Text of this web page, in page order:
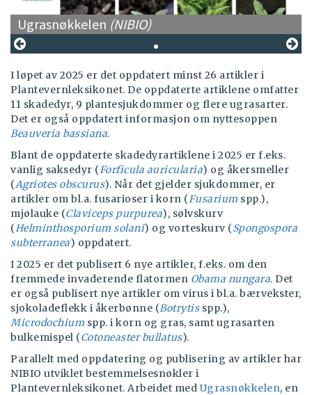
Ugrasnøkkelen (NIBIO)
I løpet av 2025 er det oppdatert minst 26 artikler i
Plantevernleksikonet. De oppdaterte artiklene omfatter
11 skadedyr, 9 plantesjukdommer og flere ugrasarter.
Det er også oppdatert informasjon om nyttesoppen
Beauveria bassiana.
Blant de oppdaterte skadedyrartiklene i 2025 er f.eks.
vanlig saksedyr (Forficula auricularia) og åkersmeller
(Agriotes obscurus). Når det gjelder sjukdommer, er
artikler om bl.a. fusarioser i korn (Fusarium spp.),
mjølauke (Claviceps purpurea), sølvskurv
(Helminthosporium solani) og vorteskurv (Spongospora
subterranea) oppdatert.
I 2025 er det publisert 6 nye artikler, f.eks. om den
fremmede invaderende flatormen Obama nungara. Det
er også publisert nye artikler om virus i bl.a. bærvekster,
sjokoladeflekk i åkerbønne (Botrytis spp.),
Microdochium spp. i korn og gras, samt ugrasarten
bulkemispel (Cotoneaster bullatus).
Parallelt med oppdatering og publisering av artikler har
NIBIO utviklet bestemmelsesnøkler i
Plantevernleksikonet. Arbeidet med Ugrasnøkkelen, en